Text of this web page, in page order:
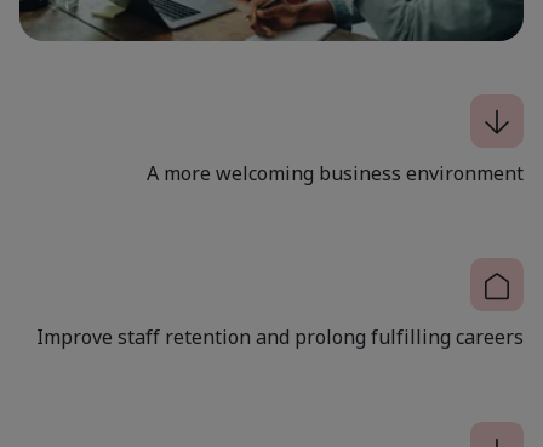
A more welcoming business environment
Improve staff retention and prolong fulfilling careers